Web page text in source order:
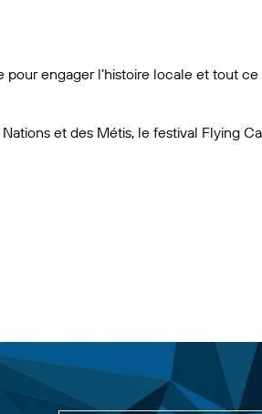
engager l’histoire locale et tout
et des Métis, le festival Flying